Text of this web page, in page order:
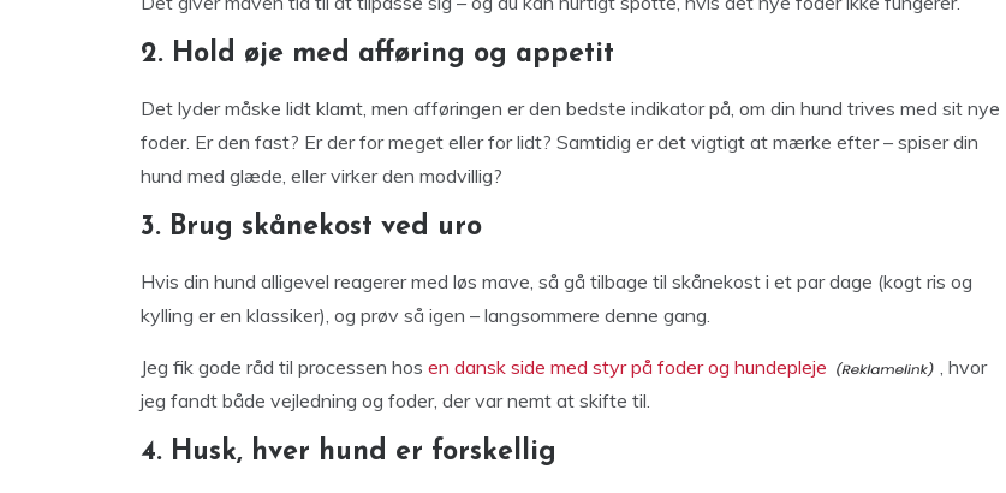
2. Hold øje med afføring og appetit
Det lyder måske lidt klamt, men afføringen er den bedste indikator på, om din hund trives med sit nye
foder. Er den fast? Er der for meget eller for lidt? Samtidig er det vigtigt at mærke efter – spiser din
hund med glæde, eller virker den modvillig?
3. Brug skånekost ved uro
Hvis din hund alligevel reagerer med løs mave, så gå tilbage til skånekost i et par dage (kogt ris og
kylling er en klassiker), og prøv så igen – langsommere denne gang.
Jeg fik gode råd til processen hos en dansk side med styr på foder og hundepleje
, hvor
jeg fandt både vejledning og foder, der var nemt at skifte til.
4. Husk, hver hund er forskellig